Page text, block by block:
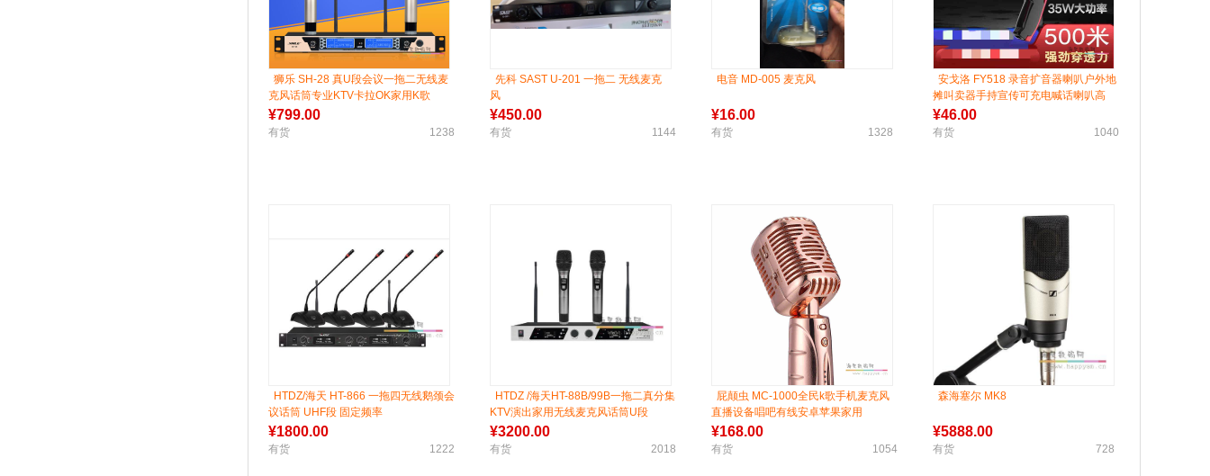
狮乐 SH-28 真U段会议一拖二无线麦
克风话筒专业KTV卡拉OK家用K歌
¥799.00
有货 1238
先科 SAST U-201 一拖二 无线麦克
风
¥450.00
有货 1144
电音 MD-005 麦克风
¥16.00
有货 1328
安戈洛 FY518 录音扩音器喇叭户外地
摊叫卖器手持宣传可充电喊话喇叭高
音
¥46.00
有货 1040
HTDZ/海天 HT-866 一拖四无线鹅颈会
议话筒 UHF段 固定频率
¥1800.00
有货 1222
HTDZ /海天HT-88B/99B一拖二真分集
KTV演出家用无线麦克风话筒U段
¥3200.00
有货 2018
屁颠虫 MC-1000全民k歌手机麦克风
直播设备唱吧有线安卓苹果家用
¥168.00
有货 1054
森海塞尔 MK8
¥5888.00
有货 728